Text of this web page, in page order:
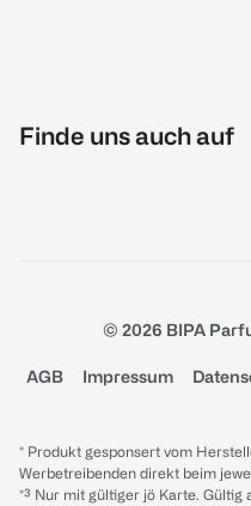
Finde uns auch auf
© 2026 BIPA
AGB Impressum
* Produkt gesponsert vom
Werbetreibenden direkt beim
*³ Nur mit gültiger jö Karte. Gültig